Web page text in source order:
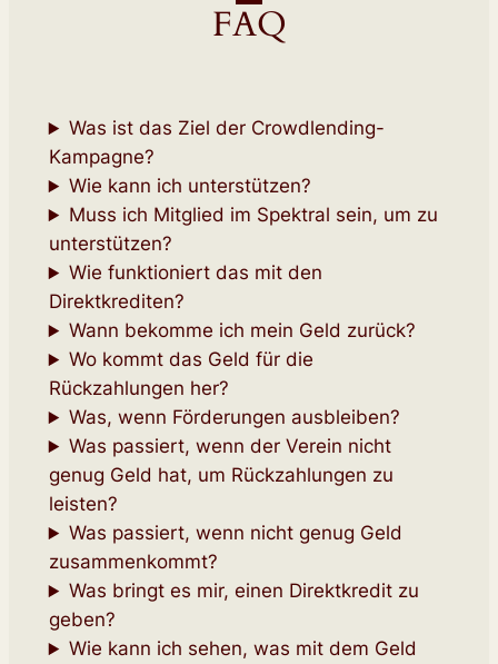
FAQ
Was ist das Ziel der Crowdlending-
Kampagne?
Wie kann ich unterstützen?
Muss ich Mitglied im Spektral sein, um zu
unterstützen?
Wie funktioniert das mit den
Direktkrediten?
Wann bekomme ich mein Geld zurück?
Wo kommt das Geld für die
Rückzahlungen her?
Was, wenn Förderungen ausbleiben?
Was passiert, wenn der Verein nicht
genug Geld hat, um Rückzahlungen zu
leisten?
Was passiert, wenn nicht genug Geld
zusammenkommt?
Was bringt es mir, einen Direktkredit zu
geben?
Wie kann ich sehen, was mit dem Geld